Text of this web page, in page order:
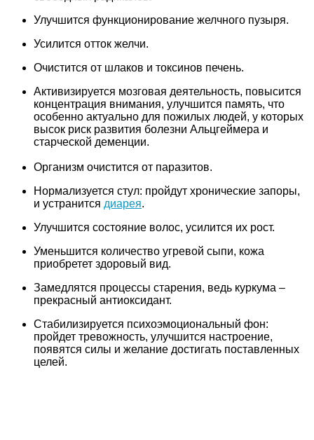
Улучшится функционирование желчного пузыря.
Усилится отток желчи.
Очистится от шлаков и токсинов печень.
Активизируется мозговая деятельность, повысится
концентрация внимания, улучшится память, что
особенно актуально для пожилых людей, у которых
высок риск развития болезни Альцгеймера и
старческой деменции.
Организм очистится от паразитов.
Нормализуется стул: пройдут хронические запоры,
и устранится диарея.
Улучшится состояние волос, усилится их рост.
Уменьшится количество угревой сыпи, кожа
приобретет здоровый вид.
Замедлятся процессы старения, ведь куркума –
прекрасный антиоксидант.
Стабилизируется психоэмоциональный фон:
пройдет тревожность, улучшится настроение,
появятся силы и желание достигать поставленных
целей.